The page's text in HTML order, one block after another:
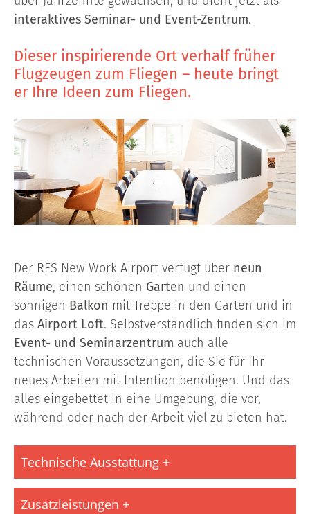
interaktives Seminar- und Event-Zentrum.
Dieser inspirierende Ort verhalf früher
Flugzeugen zum Fliegen – heute bringt
er Ihre Ideen zum Fliegen.
Der RES New Work Airport verfügt über neun
Räume, einen schönen Garten und einen
sonnigen Balkon mit Treppe in den Garten und in
das Airport Loft. Selbstverständlich finden sich im
Event- und Seminarzentrum auch alle
technischen Voraussetzungen, die Sie für Ihr
neues Arbeiten mit Intention benötigen. Und das
alles eingebettet in eine Umgebung, die vor,
während oder nach der Arbeit viel zu bieten hat.
Technische Ausstattung
Zusatzleistungen